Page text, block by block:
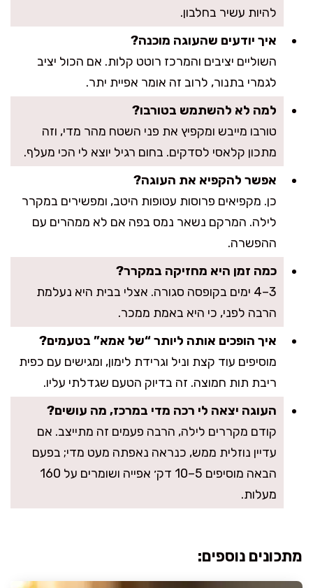
להיות עשיר בחלבון.
איך יודעים שהעוגה מוכנה?
השוליים יציבים והמרכז רוטט קלות. אם הכול יציב
לגמרי בתנור, לרוב זה אומר אפיית יתר.
למה לא להשתמש בטורבו?
טורבו מייבש ומקפיץ את פני השטח מהר מדי, וזה
מתכון קלאסי לסדקים. בחום רגיל יוצא לי הכי מעלף.
אפשר להקפיא את העוגה?
כן. מקפיאים פרוסות עטופות היטב, ומפשירים במקרר
לילה. המרקם נשאר נמס בפה אם לא ממהרים עם
ההפשרה.
כמה זמן היא מחזיקה במקרר?
3–4 ימים בקופסה סגורה. אצלי בבית היא נעלמת
הרבה לפני, כי היא באמת ממכר.
איך הופכים אותה ליותר “של אמא” בטעמים?
מוסיפים עוד קצת וניל וגרידת לימון, ומגישים עם כפית
ריבת תות חמוצה. זה בדיוק הטעם שגדלתי עליו.
העוגה יצאה לי רכה מדי במרכז, מה עושים?
קודם מקררים לילה, הרבה פעמים זה מתייצב. אם
עדיין נוזלית ממש, כנראה נאפתה מעט מדי; בפעם
הבאה מוסיפים 5–10 דק׳ אפייה ושומרים על 160
מעלות.
מתכונים נוספים: